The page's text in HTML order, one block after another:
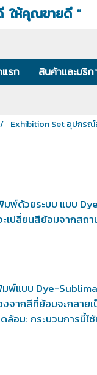
ให้คุณขายดี"
แรก สินค้าและบริก
Exhibition Set อุปกร
ด้วยระบบ แบบ
เปลี่ยนสีย้อมจากสถ
พ์แบบ Dye-
งจากสีที่ย้อมจะกลาย
อม: กระบวนการนี้ใ